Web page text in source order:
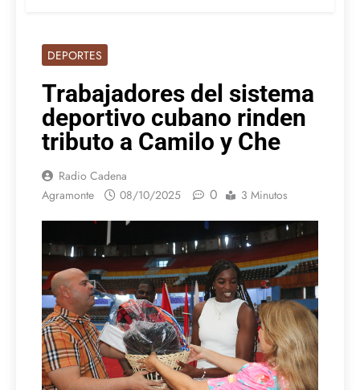
DEPORTES
Trabajadores del sistema
deportivo cubano rinden
tributo a Camilo y Che
Radio Cadena
Agramonte
08/10/2025 0 3 Minutos